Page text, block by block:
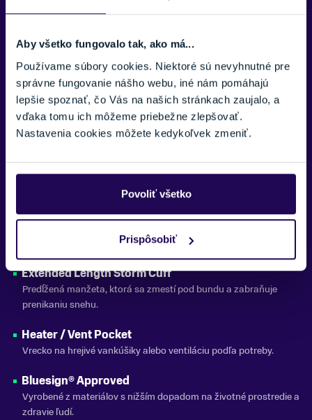
Aby všetko fungovalo tak, ako má...
Používame súbory cookies. Niektoré sú nevyhnutné pre
správne fungovanie nášho webu, iné nám pomáhajú
lepšie spoznať, čo Vás na našich stránkach zaujalo, a
vďaka tomu ich môžeme priebežne zlepšovať.
Nastavenia cookies môžete kedykoľvek zmeniť.
Povoliť všetko
Prispôsobiť
Odnímateľná vnútorná rukavica zvyšuje variabilitu použitia a
tepelný komfort.
Vyberateľný pútko na zápästie
Zabraňuje strate rukavíc a uľahčuje ich manipuláciu počas
prestávok.
Dvojvrstvový vonkajší materiál s vysokou odolnosťou voči vetru,
Brushed Microfiber Lining
Extended Length Storm Cuff
Predĺžená manžeta, ktorá sa zmestí pod bundu a zabraňuje
prenikaniu snehu.
Heater / Vent Pocket
Vrecko na hrejivé vankúšiky alebo ventiláciu podľa potreby.
Bluesign® Approved
Vyrobené z materiálov s nižším dopadom na životné prostredie a
zdravie ľudí.